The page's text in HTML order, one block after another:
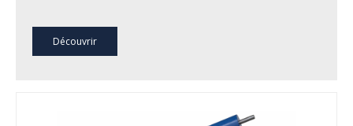
Découvrir